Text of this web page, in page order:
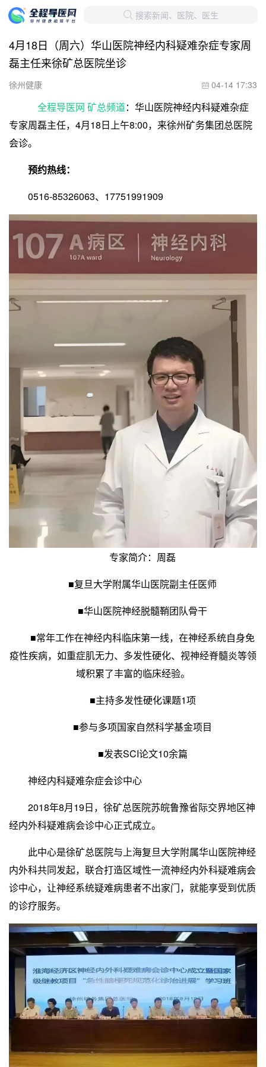
 搜索新闻、医院、医生
4月18日（周六）华山医院神经内科疑难杂症专家周
磊主任来徐矿总医院坐诊
徐州健康  04-14 17:33
全程导医网 矿总频道：华山医院神经内科疑难杂症
专家周磊主任，4月18日上午8:00，来徐州矿务集团总医院
会诊。
预约热线：
0516-85326063、17751991909
专家简介：周磊
■复旦大学附属华山医院副主任医师
■华山医院神经脱髓鞘团队骨干
■常年工作在神经内科临床第一线，在神经系统自身免
疫性疾病，如重症肌无力、多发性硬化、视神经脊髓炎等领
域积累了丰富的临床经验。
■主持多发性硬化课题1项
■参与多项国家自然科学基金项目
■发表SCI论文10余篇
神经内科疑难杂症会诊中心
2018年8月19日，徐矿总医院苏皖鲁豫省际交界地区神
经内外科疑难病会诊中心正式成立。
此中心是徐矿总医院与上海复旦大学附属华山医院神经
内外科共同发起，联合打造区域性一流神经内外科疑难病会
诊中心，让神经系统疑难病患者不出家门，就能享受到优质
的诊疗服务。